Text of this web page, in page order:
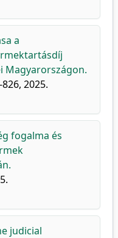
a
Magyarországon.
2025.
fogalma és
judicial